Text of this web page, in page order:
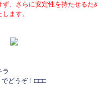
、さらに安定性を持たせるた
ます。
ラ
どうぞ！□□□